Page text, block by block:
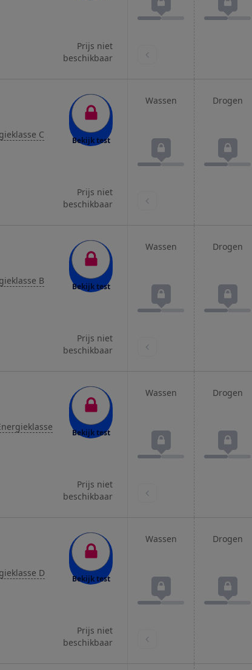
Prijs niet
beschikbaar
C
Bekijk test
Prijs niet
beschikbaar
Wassen Drogen
B
Bekijk test
Prijs niet
beschikbaar
Wassen Drogen
Bekijk test
Prijs niet
beschikbaar
Wassen Drogen
D
Bekijk test
Prijs niet
beschikbaar
Wassen Drogen